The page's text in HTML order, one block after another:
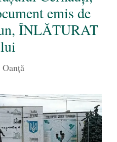
emis de
ÎNLĂTURAT